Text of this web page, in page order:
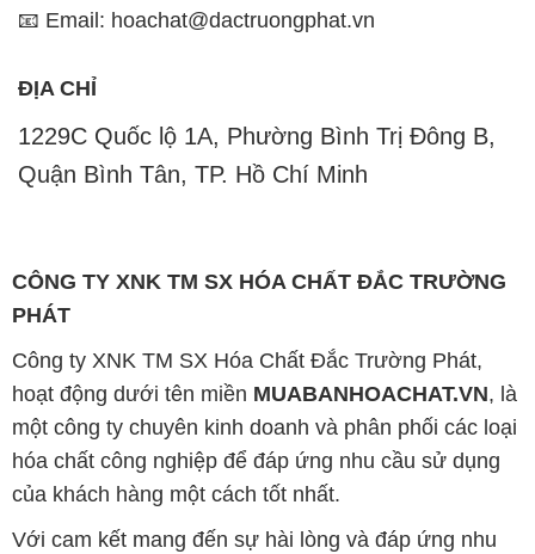
📧 Email: hoachat@dactruongphat.vn
ĐỊA CHỈ
1229C Quốc lộ 1A, Phường Bình Trị Đông B,
Quận Bình Tân, TP. Hồ Chí Minh
CÔNG TY XNK TM SX HÓA CHẤT ĐẮC TRƯỜNG
PHÁT
Công ty XNK TM SX Hóa Chất Đắc Trường Phát,
hoạt động dưới tên miền MUABANHOACHAT.VN, là
một công ty chuyên kinh doanh và phân phối các loại
hóa chất công nghiệp để đáp ứng nhu cầu sử dụng
của khách hàng một cách tốt nhất.
Với cam kết mang đến sự hài lòng và đáp ứng nhu